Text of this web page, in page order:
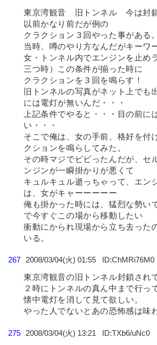
東京湾観音 旧トンネル 今は封鎖
以前かなり前だが例の
クラクション３回やった事がある。
当時、噂のやり方なんだがキーワ
女・トンネル内でエンジンを止め
三つ時）この条件が揃った時に
クラクションを３回を鳴らす！
旧トンネルの写真がネット上でも
には電灯が無いんだ・・・
上記条件でやると・・・目の前に
い・・・
そこで俺は、女の手前、格好を付
クションを鳴らしてみた。
その時マジでビビったんだが、セ
ンジンが一瞬掛かりが悪くて
キュルキュル逝っちゃって、エン
は、女がキャーーーーー
俺も掛かった時には、猛烈な勢い
で今すぐこの場から移動したい
衝動にかられ現場から立ち去った
いる。
267 2008/03/04(火) 01:55
ChMRi76M0
東京湾観音の旧トンネル封鎖され
２時にトンネルの真ん中まで行っ
懐中電灯を消して見て欲しい。
やった人でないとあの恐怖感は味
275 2008/03/04(火) 13:21
TXb6/uNc0